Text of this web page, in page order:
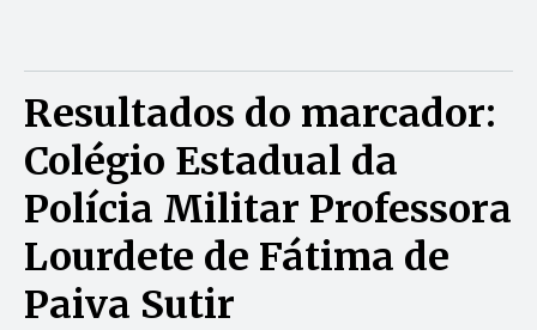
Resultados do marcador:
Colégio Estadual da
Polícia Militar Professora
Lourdete de Fátima de
Paiva Sutir